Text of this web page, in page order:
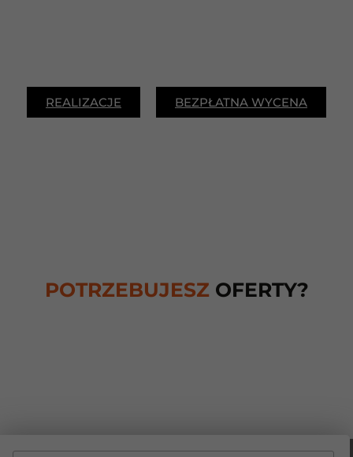
REALIZACJE BEZPŁATNA WYCENA
POTRZEBUJESZ OFERTY?